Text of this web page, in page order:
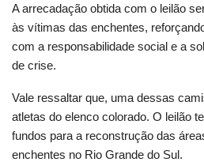
A arrecadação obtida com o leilão
às vítimas das enchentes,
com a responsabilidade social e a
de crise.
Vale ressaltar que, uma dessas
atletas do elenco colorado. O leilão
fundos para a reconstrução das
enchentes no Rio Grande do Sul.